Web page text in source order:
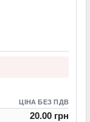
ЦІНА БЕЗ ПДВ
20.00 грн